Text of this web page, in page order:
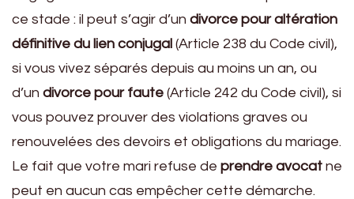
ce stade : il peut s’agir d’un divorce pour altération
définitive du lien conjugal (Article 238 du Code civil),
si vous vivez séparés depuis au moins un an, ou
d’un divorce pour faute (Article 242 du Code civil), si
vous pouvez prouver des violations graves ou
renouvelées des devoirs et obligations du mariage.
Le fait que votre mari refuse de prendre avocat ne
peut en aucun cas empêcher cette démarche.